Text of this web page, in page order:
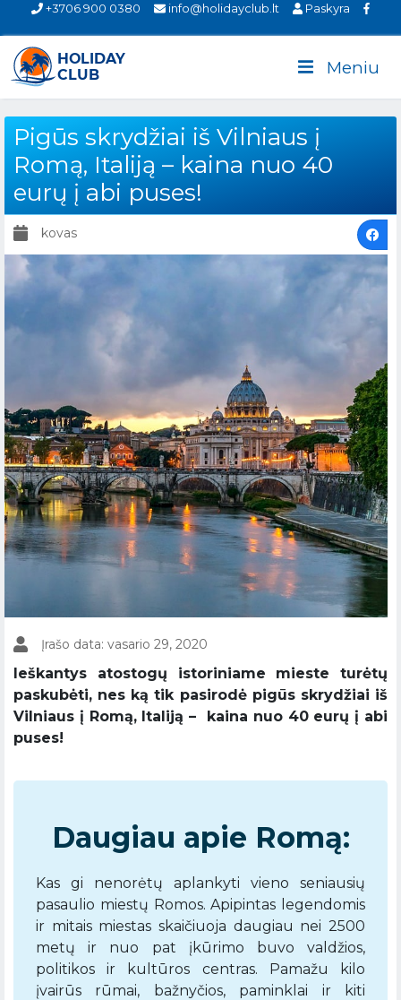
+3706 900 0380 info@holidayclub.lt Paskyra
Meniu
Pigūs skrydžiai iš Vilniaus į
Romą, Italiją – kaina nuo 40
eurų į abi puses!
kovas
Įrašo data: vasario 29, 2020
Ieškantys atostogų istoriniame mieste turėtų
paskubėti, nes ką tik pasirodė pigūs skrydžiai iš
Vilniaus į Romą, Italiją – kaina nuo 40 eurų į abi
puses!
Daugiau apie Romą:
Kas gi nenorėtų aplankyti vieno seniausių
pasaulio miestų Romos. Apipintas legendomis
ir mitais miestas skaičiuoja daugiau nei 2500
metų ir nuo pat įkūrimo buvo valdžios,
politikos ir kultūros centras. Pamažu kilo
įvairūs rūmai, bažnyčios, paminklai ir kiti